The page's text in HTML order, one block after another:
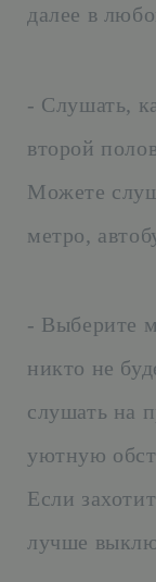
далее в
- Слушать,
второй
Можете
метро,
- Выберите
никто не
слушать на
уютную
Если
лучше